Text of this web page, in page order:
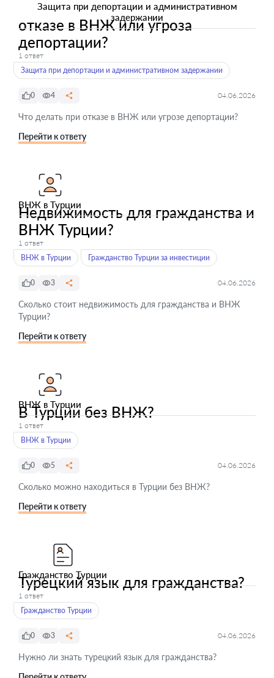
Защита при депортации и административном
задержании
отказе в ВНЖ или угроза
депортации?
1 ответ
Защита при депортации и административном задержании
0 4 04.06.2026
Что делать при отказе в ВНЖ или угрозе депортации?
Перейти к ответу
ВНЖ в Турции
Недвижимость для гражданства и
ВНЖ Турции?
1 ответ
ВНЖ в Турции
Гражданство Турции за инвестиции
0 3 04.06.2026
Сколько стоит недвижимость для гражданства и ВНЖ
Турции?
Перейти к ответу
ВНЖ в Турции
В Турции без ВНЖ?
1 ответ
ВНЖ в Турции
0 5 04.06.2026
Сколько можно находиться в Турции без ВНЖ?
Перейти к ответу
Гражданство Турции
Турецкий язык для гражданства?
1 ответ
Гражданство Турции
0 3 04.06.2026
Нужно ли знать турецкий язык для гражданства?